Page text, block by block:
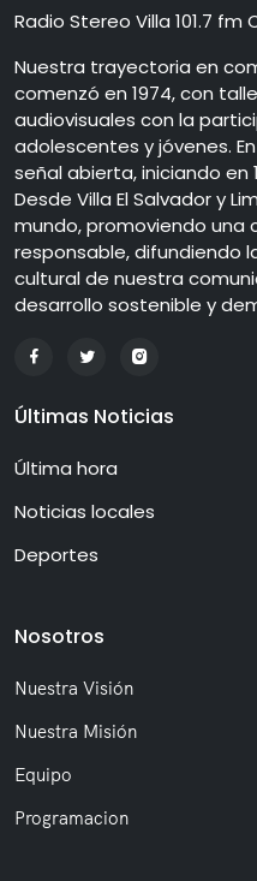
Radio Stereo Villa 101.7
Nuestra trayectoria en
comenzó en 1974, con
audiovisuales con la
adolescentes y jóvenes.
señal abierta, iniciando en
Desde Villa El Salvador y
mundo, promoviendo una
responsable, difundiendo
cultural de nuestra
desarrollo sostenible y
Últimas Noticias
Última hora
Noticias locales
Deportes
Nosotros
Nuestra Visión
Nuestra Misión
Equipo
Programacion